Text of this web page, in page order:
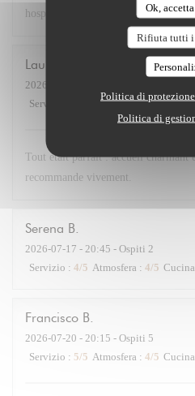
Ok,
Rifiuta tutti i
Politica di
Politica di
hospitality! Bravo!
Laurent
2026-07-21
Servizio
Atmosfera: 5/5 Cucina
Tout était parfait : accueil charmant
recommande vivement.
Serena B
2026-07-17 - 20:45 - Ospiti 2
Servizio : 4/5 Atmosfera : 4/5 Cucina
Francisco B
2026-07-20 - 20:15 - Ospiti 5
Servizio : 5/5 Atmosfera : 4/5 Cucina